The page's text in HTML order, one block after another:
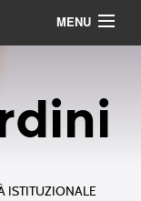
MENU
ISTITUZIONALE